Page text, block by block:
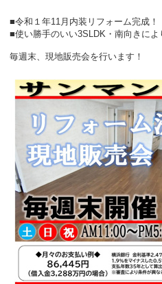
■令和１年11月内装リフォーム完成！
■使い勝手のいい3SLDK・南向きによ
毎週末、現地販売会を行います！